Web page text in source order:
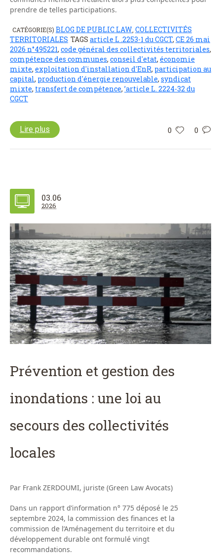
prendre de telles participations.
CATÉGORIE(S) BLOG DE PUBLIC LAW COLLECTIVITÉS
TERRITORIALES TAGS article L .2253-1 du CGCT, CE 26 mai
2026 n°495221, code général des collectivités territoriales,
compétence des communes, conseil d'etat, économie
mixte, exploitation d'installation d'EnR, participation au
capital, production d'énergie renouvelable, syndicat
mixte, transfert de compétence, ’article L. 2224-32 du
CGCT
0 0
Lire plus
03.06
2026
Prévention et gestion des
inondations : une loi au
secours des collectivités
locales
Par Frank ZERDOUMI, juriste (Green Law Avocats)
Dans un rapport d’information n° 775 déposé le 25
septembre 2024, la commission des finances et la
commission de l’Aménagement du territoire et du
développement durable ont formulé vingt
recommandations.